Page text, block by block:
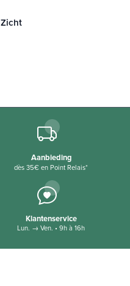
Zicht
Aanbieding
dès 35€ en Point Relais*
Klantenservice
Lun. → Ven. • 9h à 16h